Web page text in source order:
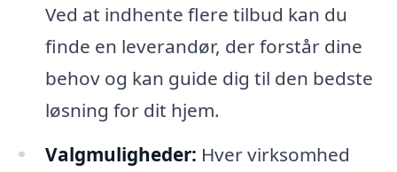
Ved at indhente flere tilbud kan du
finde en leverandør, der forstår dine
behov og kan guide dig til den bedste
løsning for dit hjem.
Valgmuligheder: Hver virksomhed